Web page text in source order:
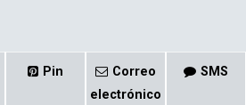
Pin
Correo
electrónico
SMS